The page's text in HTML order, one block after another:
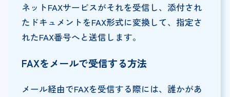
ネットFAXサービスがそれを受信し、添付され
たドキュメントをFAX形式に変換して、指定さ
れたFAX番号へと送信します。
FAXをメールで受信する方法
メール経由でFAXを受信する際には、誰かがあ